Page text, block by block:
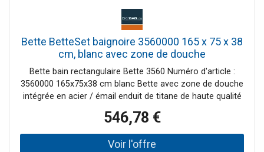
Bette BetteSet baignoire 3560000 165 x 75 x 38
cm, blanc avec zone de douche
Bette bain rectangulaire Bette 3560 Numéro d'article :
3560000 165x75x38 cm blanc Bette avec zone de douche
intégrée en acier / émail enduit de titane de haute qualité
maximale résistant aux chocs, aux rayures et à l'abrasion,
résistant aux couleurs, résistant à la lumière, résistant aux
acides selon DIN ISO 2722 classe AA Sangle de mise à la
546,78 €